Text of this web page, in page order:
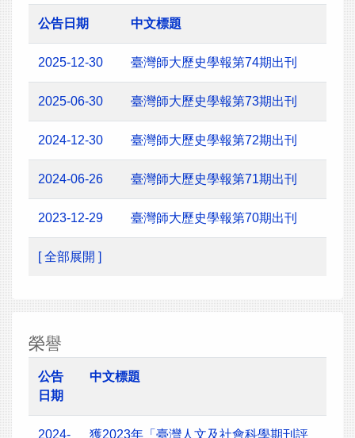
公告日期 中文標題
2025-12-30 臺灣師大歷史學報第74期出刊
2025-06-30 臺灣師大歷史學報第73期出刊
2024-12-30 臺灣師大歷史學報第72期出刊
2024-06-26 臺灣師大歷史學報第71期出刊
2023-12-29 臺灣師大歷史學報第70期出刊
[ 全部展開 ]
榮譽
公告
日期
中文標題
2024-
獲2023年「臺灣人文及社會科學期刊評